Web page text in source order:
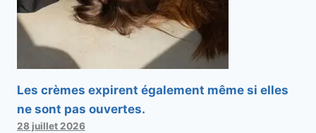
Les crèmes expirent également même si elles
ne sont pas ouvertes.
28 juillet 2026